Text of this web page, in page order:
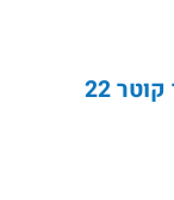
צינור הנשמה אוניברסלי 30 מטר קוטר 22